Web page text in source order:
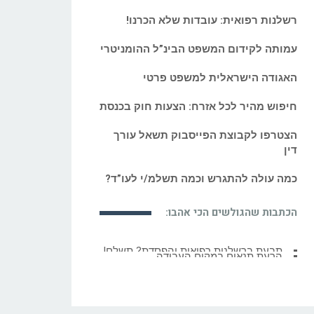
רשלנות רפואית: עובדות שלא הכרנו!
עמותה לקידום המשפט הבינ”ל ההומניטרי
האגודה הישראלית למשפט פרטי
חיפוש מהיר לכל אזרח: הצעות חוק בכנסת
הצטרפו לקבוצת הפייסבוק תשאל עורך
דין
כמה עולה להתגרש וכמה תשלמ/י לעו”ד?
הכתבות שהגולשים הכי אהבו:
הרעת תנאים במקום העבודה